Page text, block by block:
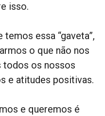
isso.
essa “gaveta”,
o que não nos
todos os nossos
e atitudes positivas.
e queremos é